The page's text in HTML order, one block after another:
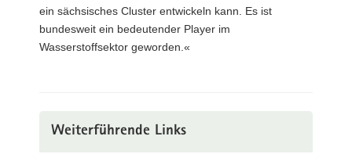
ein sächsisches Cluster entwickeln kann. Es ist
bundesweit ein bedeutender Player im
Wasserstoffsektor geworden.«
Weiterführende Links